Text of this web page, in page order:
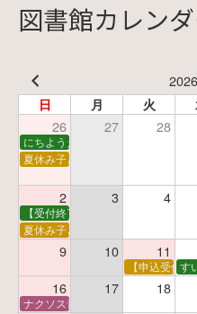
図書館カレン
日 月 火
26 27 28
にちようえほん
夏休み子ども映画会
2 3 4
【受付終了】親子で挑戦！調べ学習
夏休み子ども平和映画会
9 10 11
【申込受付す
16 17 18
ナクソス音楽会 第5回 NHK交響楽